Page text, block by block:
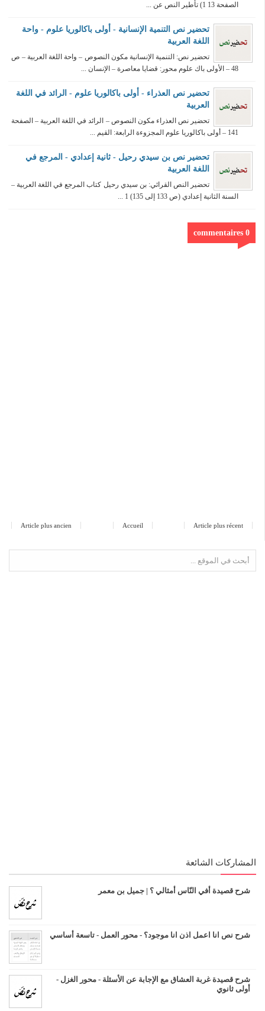
الصفحة 13 1) تأطير النص عن ...
تحضير نص التنمية الإنسانية - أولى باكالوريا علوم - واحة
اللغة العربية
تحضير نص: التنمية الإنسانية مكون النصوص – واحة اللغة العربية – ص
48 – الأولى باك علوم محور: قضايا معاصرة – الإنسان ...
تحضير نص العذراء - أولى باكالوريا علوم - الرائد في اللغة
العربية
تحضير نص العذراء مكون النصوص – الرائد في اللغة العربية – الصفحة
141 – أولى باكالوريا علوم المجزوءة الرابعة: القيم ...
تحضير نص بن سيدي رحيل - ثانية إعدادي - المرجع في
اللغة العربية
تحضير النص القرائي: بن سيدي رحيل كتاب المرجع في اللغة العربية –
السنة الثانية إعدادي (ص 133 إلى 135) 1 ...
0 commentaires
Article plus récent
Article plus ancien Accueil
المشاركات الشائعة
شرح قصيدة أفي النّاس أمثالي ؟ | جميل بن معمر
شرح نص انا اعمل اذن انا موجود؟ - محور العمل - تاسعة أساسي
شرح قصيدة غربة العشاق مع الإجابة عن الأسئلة - محور الغزل -
أولى ثانوي